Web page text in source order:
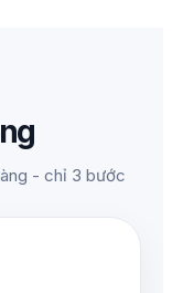
- chỉ 3 bước